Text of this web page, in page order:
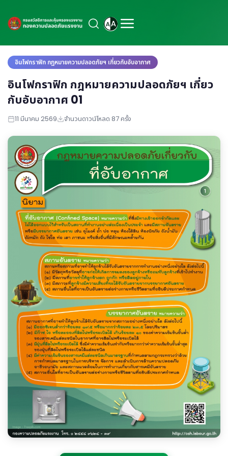
อินโฟกราฟิก กฎหมายความปลอดภัยฯ เกี่ยวกับอับอากาศ
อินโฟกราฟิก กฎหมายความปลอดภัยฯ เกี่ยว
กับอับอากาศ 01
11 มีนาคม 2569 จำนวนดาวน์โหลด 87 ครั้ง